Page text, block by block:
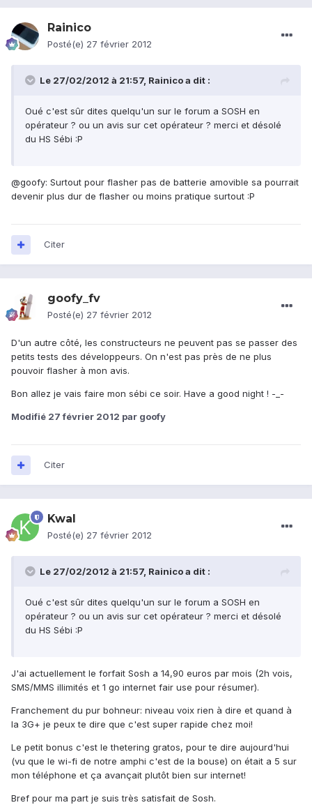
Rainico
Posté(e) 27 février 2012
Le 27/02/2012 à 21:57, Rainico a dit :
Oué c'est sûr dites quelqu'un sur le forum a SOSH en
opérateur ? ou un avis sur cet opérateur ? merci et désolé
du HS Sébi :P
@goofy: Surtout pour flasher pas de batterie amovible sa pourrait
devenir plus dur de flasher ou moins pratique surtout :P
Citer
goofy_fv
Posté(e) 27 février 2012
D'un autre côté, les constructeurs ne peuvent pas se passer des
petits tests des développeurs. On n'est pas près de ne plus
pouvoir flasher à mon avis.
Bon allez je vais faire mon sébi ce soir. Have a good night ! -_-
Modifié 27 février 2012 par goofy
Citer
Kwal
Posté(e) 27 février 2012
Le 27/02/2012 à 21:57, Rainico a dit :
Oué c'est sûr dites quelqu'un sur le forum a SOSH en
opérateur ? ou un avis sur cet opérateur ? merci et désolé
du HS Sébi :P
J'ai actuellement le forfait Sosh a 14,90 euros par mois (2h vois,
SMS/MMS illimités et 1 go internet fair use pour résumer).
Franchement du pur bohneur: niveau voix rien à dire et quand à
la 3G+ je peux te dire que c'est super rapide chez moi!
Le petit bonus c'est le thetering gratos, pour te dire aujourd'hui
(vu que le wi-fi de notre amphi c'est de la bouse) on était a 5 sur
mon téléphone et ça avançait plutôt bien sur internet!
Bref pour ma part je suis très satisfait de Sosh.